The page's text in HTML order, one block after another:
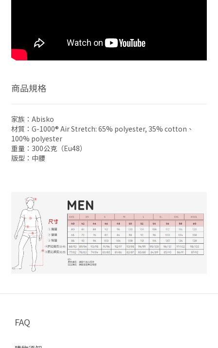
商品規格
家族：Abisko
材質：G-1000® Air Stretch: 65% polyester, 35% cotton、
100% polyester
重量：300公克（Eu48）
版型：中腰
FAQ